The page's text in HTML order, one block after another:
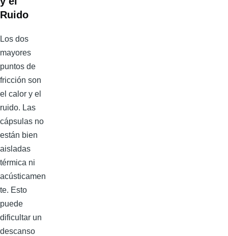
Ruido
Los dos
mayores
puntos de
fricción son
el calor y el
ruido. Las
cápsulas no
están bien
aisladas
térmica ni
acústicamen
te. Esto
puede
dificultar un
descanso